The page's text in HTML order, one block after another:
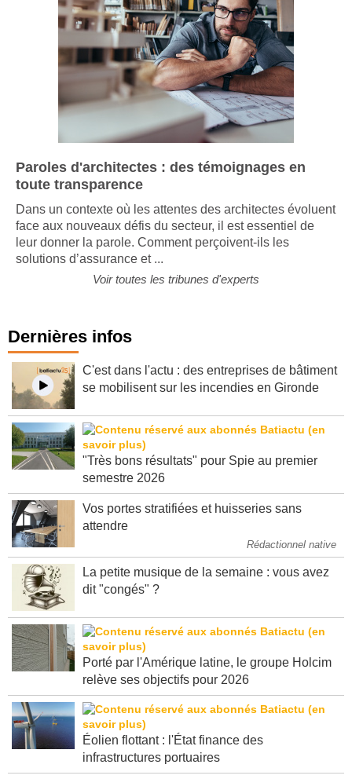
Paroles d'architectes : des témoignages en
toute transparence
Dans un contexte où les attentes des architectes évoluent
face aux nouveaux défis du secteur, il est essentiel de
leur donner la parole. Comment perçoivent-ils les
solutions d’assurance et ...
Voir toutes les tribunes d'experts
Dernières infos
C'est dans l'actu : des entreprises de bâtiment
se mobilisent sur les incendies en Gironde
"Très bons résultats" pour Spie au premier
semestre 2026
Vos portes stratifiées et huisseries sans
attendre
Rédactionnel native
La petite musique de la semaine : vous avez
dit "congés" ?
Porté par l'Amérique latine, le groupe Holcim
relève ses objectifs pour 2026
Éolien flottant : l'État finance des
infrastructures portuaires